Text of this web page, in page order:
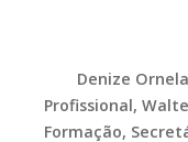
Denize
Profissional,
Formação,